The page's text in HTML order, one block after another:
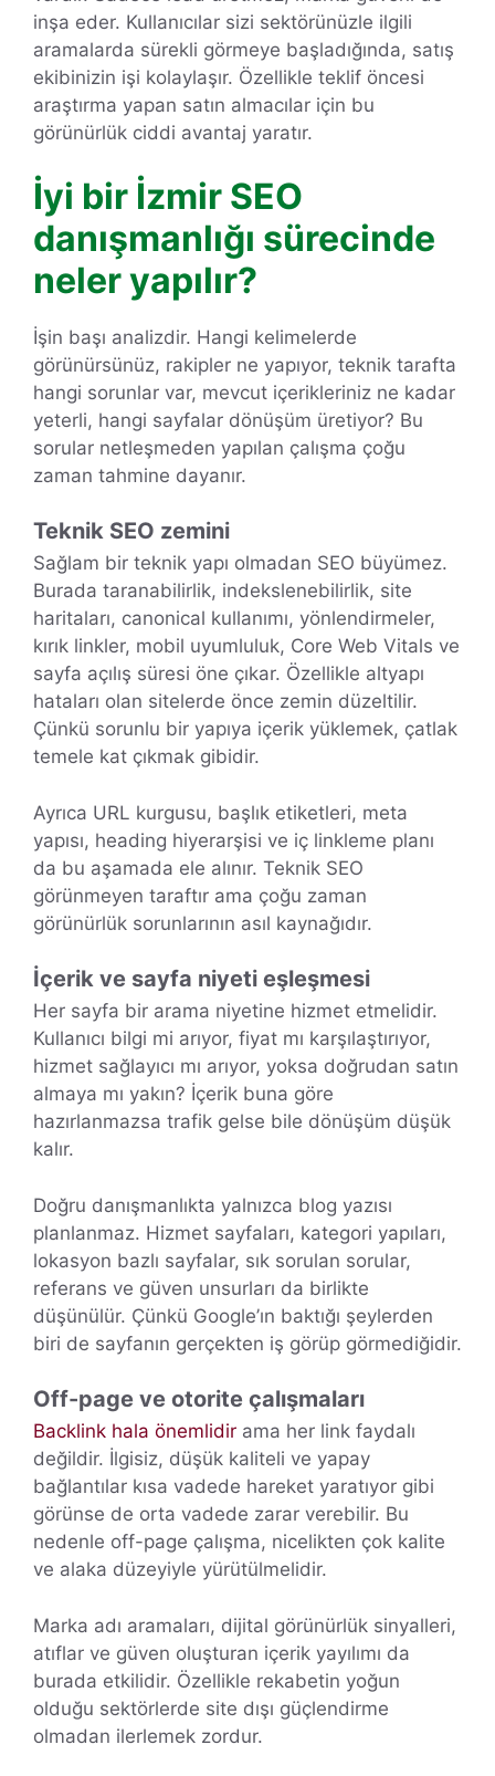
inşa eder. Kullanıcılar sizi sektörünüzle ilgili
aramalarda sürekli görmeye başladığında, satış
ekibinizin işi kolaylaşır. Özellikle teklif öncesi
araştırma yapan satın almacılar için bu
görünürlük ciddi avantaj yaratır.
İyi bir İzmir SEO
danışmanlığı sürecinde
neler yapılır?
İşin başı analizdir. Hangi kelimelerde
görünürsünüz, rakipler ne yapıyor, teknik tarafta
hangi sorunlar var, mevcut içerikleriniz ne kadar
yeterli, hangi sayfalar dönüşüm üretiyor? Bu
sorular netleşmeden yapılan çalışma çoğu
zaman tahmine dayanır.
Teknik SEO zemini
Sağlam bir teknik yapı olmadan SEO büyümez.
Burada taranabilirlik, indekslenebilirlik, site
haritaları, canonical kullanımı, yönlendirmeler,
kırık linkler, mobil uyumluluk, Core Web Vitals ve
sayfa açılış süresi öne çıkar. Özellikle altyapı
hataları olan sitelerde önce zemin düzeltilir.
Çünkü sorunlu bir yapıya içerik yüklemek, çatlak
temele kat çıkmak gibidir.
Ayrıca URL kurgusu, başlık etiketleri, meta
yapısı, heading hiyerarşisi ve iç linkleme planı
da bu aşamada ele alınır. Teknik SEO
görünmeyen taraftır ama çoğu zaman
görünürlük sorunlarının asıl kaynağıdır.
İçerik ve sayfa niyeti eşleşmesi
Her sayfa bir arama niyetine hizmet etmelidir.
Kullanıcı bilgi mi arıyor, fiyat mı karşılaştırıyor,
hizmet sağlayıcı mı arıyor, yoksa doğrudan satın
almaya mı yakın? İçerik buna göre
hazırlanmazsa trafik gelse bile dönüşüm düşük
kalır.
Doğru danışmanlıkta yalnızca blog yazısı
planlanmaz. Hizmet sayfaları, kategori yapıları,
lokasyon bazlı sayfalar, sık sorulan sorular,
referans ve güven unsurları da birlikte
düşünülür. Çünkü Google’ın baktığı şeylerden
biri de sayfanın gerçekten iş görüp görmediğidir.
Off-page ve otorite çalışmaları
Backlink hala önemlidir ama her link faydalı
değildir. İlgisiz, düşük kaliteli ve yapay
bağlantılar kısa vadede hareket yaratıyor gibi
görünse de orta vadede zarar verebilir. Bu
nedenle off-page çalışma, nicelikten çok kalite
ve alaka düzeyiyle yürütülmelidir.
Marka adı aramaları, dijital görünürlük sinyalleri,
atıflar ve güven oluşturan içerik yayılımı da
burada etkilidir. Özellikle rekabetin yoğun
olduğu sektörlerde site dışı güçlendirme
olmadan ilerlemek zordur.